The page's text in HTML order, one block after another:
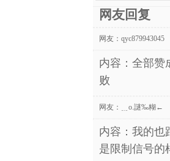
网友回复
网友： qyc879943045
内容：全部赞
败
网友： ﹎o.謎‰糊←
内容：我的也
是限制信号的